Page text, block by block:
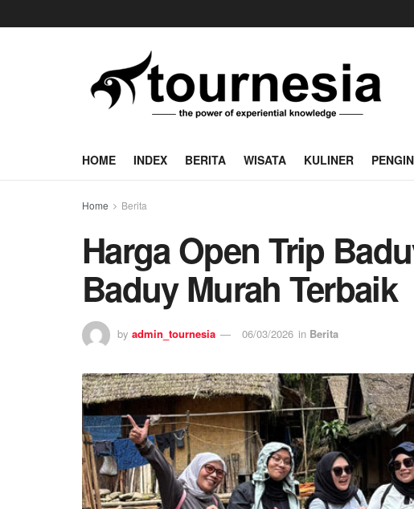
HOME INDEX BERITA WISATA KULINER
Home Berita
Harga Open Trip
Baduy Murah Terbaik
by admin_tournesia 06/03/2026 in Berita